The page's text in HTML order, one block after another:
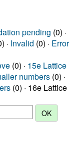
pending (0) ·
· Invalid (0) · Error
(0) · 15e Lattice
numbers (0) ·
(0) · 16e Lattice